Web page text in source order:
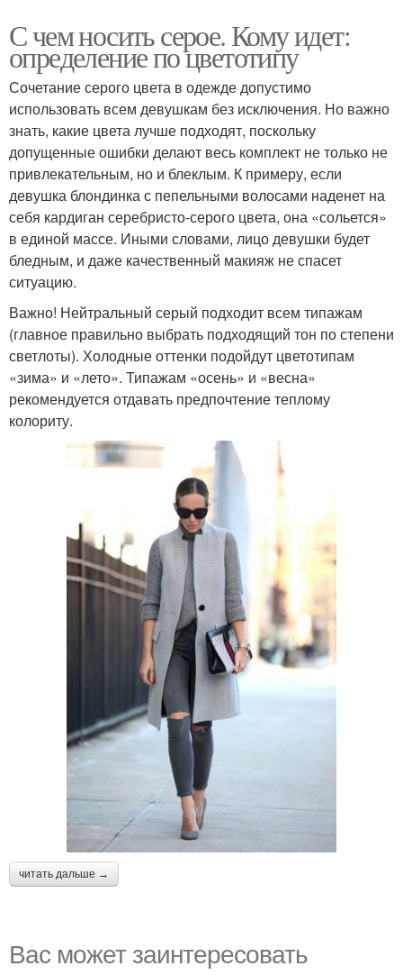
С чем носить серое. Кому идет:
определение по цветотипу
Сочетание серого цвета в одежде допустимо
использовать всем девушкам без исключения. Но важно
знать, какие цвета лучше подходят, поскольку
допущенные ошибки делают весь комплект не только не
привлекательным, но и блеклым. К примеру, если
девушка блондинка с пепельными волосами наденет на
себя кардиган серебристо-серого цвета, она «сольется»
в единой массе. Иными словами, лицо девушки будет
бледным, и даже качественный макияж не спасет
ситуацию.
Важно! Нейтральный серый подходит всем типажам
(главное правильно выбрать подходящий тон по степени
светлоты). Холодные оттенки подойдут цветотипам
«зима» и «лето». Типажам «осень» и «весна»
рекомендуется отдавать предпочтение теплому
колориту.
читать дальше →
Вас может заинтересовать